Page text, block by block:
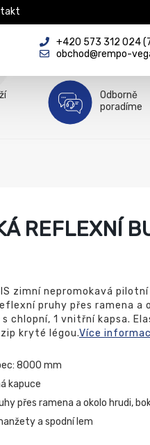
+420 573 312 024
obchod@rempo-
Odborně
poradíme
REFLEXNÍ
zimní nepromokavá
pruhy přes ramena a
s chlopní, 1 vnitřní kapsa.
kryté légou.Více
8000 mm
kapuce
přes ramena a okolo hrudi,
a spodní lem